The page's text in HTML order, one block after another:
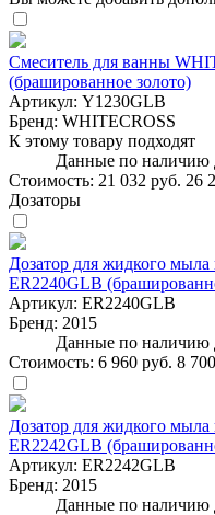
Смеситель для ванны
(брашированное золото)
Артикул: Y1230GLB
Бренд: WHITECROSS
К этому товару подходят
Данные по наличию
Стоимость: 21 032 руб. 26
Дозаторы
Дозатор для жидкого
ER2240GLB
Артикул: ER2240GLB
Бренд: 2015
Данные по наличию
Стоимость: 6 960 руб. 8
Дозатор для жидкого
ER2242GLB
Артикул: ER2242GLB
Бренд: 2015
Данные по наличию